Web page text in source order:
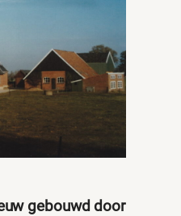
gebouwd door